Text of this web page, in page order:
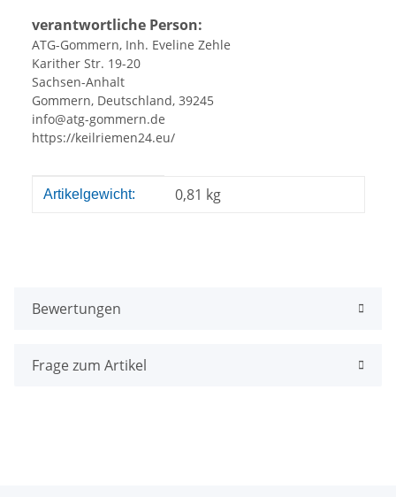
verantwortliche Person:
ATG-Gommern, Inh. Eveline Zehle
Karither Str. 19-20
Sachsen-Anhalt
Gommern, Deutschland, 39245
info@atg-gommern.de
https://keilriemen24.eu/
Produkteigenschaft
Wert
Artikelgewicht: 0,81 kg
Bewertungen
Frage zum Artikel